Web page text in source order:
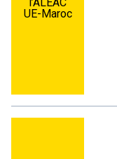
UE-Maroc